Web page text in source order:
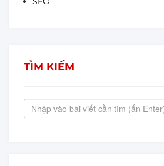
TÌM KIẾM